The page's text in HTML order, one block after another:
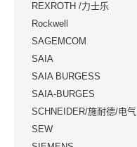
REXROTH /力士乐
Rockwell
SAGEMCOM
SAIA
SAIA BURGESS
SAIA-BURGES
SCHNEIDER/施耐德/电气
SEW